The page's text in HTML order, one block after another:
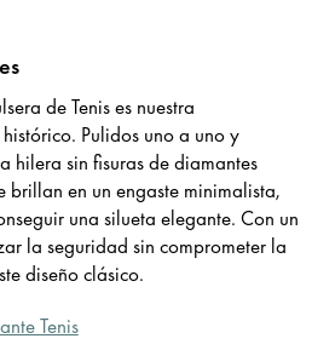
de Tenis es nuestra
Pulidos uno a uno y
hilera sin fisuras de diamantes
brillan en un engaste minimalista,
una silueta elegante. Con un
la seguridad sin comprometer la
diseño clásico.
Tenis